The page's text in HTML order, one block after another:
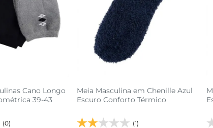
Cano Longo
39-43
(0)
Meia Masculina em Chenille Azul
Escuro Conforto Térmico
(1)